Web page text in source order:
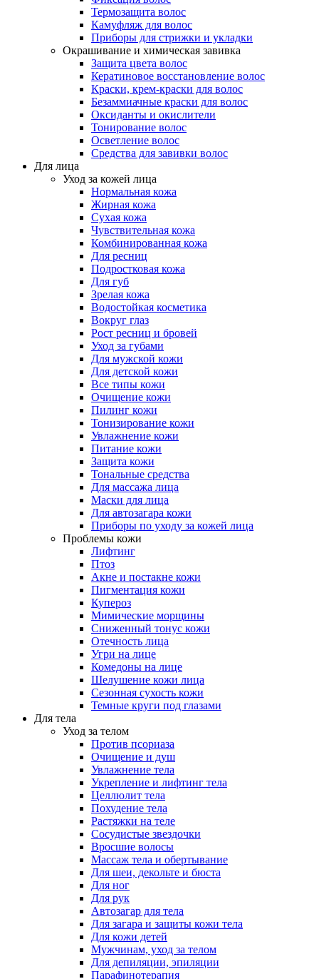
Термозащита волос
Камуфляж для волос
Приборы для стрижки и укладки
Окрашивание и химическая завивка
Защита цвета волос
Кератиновое восстановление волос
Краски, крем-краски для волос
Безаммиачные краски для волос
Оксиданты и окислители
Тонирование волос
Осветление волос
Средства для завивки волос
Для лица
Уход за кожей лица
Нормальная кожа
Жирная кожа
Сухая кожа
Чувствительная кожа
Комбинированная кожа
Для ресниц
Подростковая кожа
Для губ
Зрелая кожа
Водостойкая косметика
Вокруг глаз
Рост ресниц и бровей
Уход за губами
Для мужской кожи
Для детской кожи
Все типы кожи
Очищение кожи
Пилинг кожи
Тонизирование кожи
Увлажнение кожи
Питание кожи
Защита кожи
Тональные средства
Для массажа лица
Маски для лица
Для автозагара кожи
Приборы по уходу за кожей лица
Проблемы кожи
Лифтинг
Птоз
Акне и постакне кожи
Пигментация кожи
Купероз
Мимические морщины
Сниженный тонус кожи
Отечность лица
Угри на лице
Комедоны на лице
Шелушение кожи лица
Сезонная сухость кожи
Темные круги под глазами
Для тела
Уход за телом
Против псориаза
Очищение и душ
Увлажнение тела
Укрепление и лифтинг тела
Целлюлит тела
Похудение тела
Растяжки на теле
Сосудистые звездочки
Вросшие волосы
Массаж тела и обертывание
Для шеи, декольте и бюста
Для ног
Для рук
Автозагар для тела
Для загара и защиты кожи тела
Для кожи детей
Мужчинам, уход за телом
Для депиляции, эпиляции
Парафинотерапия